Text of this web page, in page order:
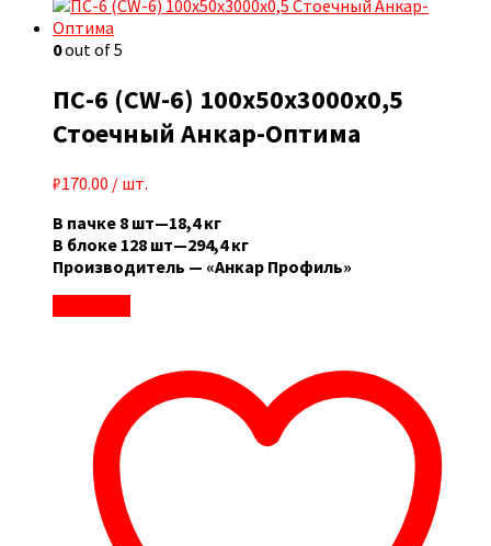
0out of 5
ПС-6 (CW-6) 100x50x3000х0,5
Стоечный Анкар-Оптима
₽170.00 / шт.
В пачке 8 шт—18,4 кг
В блоке 128 шт—294,4 кг
Производитель — «Анкар Профиль»